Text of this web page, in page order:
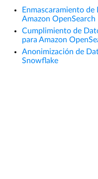
Enmascaramiento de
Amazon OpenSearch
Cumplimiento de
para Amazon
Anonimización de
Snowflake